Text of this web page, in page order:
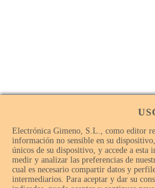
Electrónica Gimeno, S.L., como editor
información no sensible en su
únicos de su dispositivo, y accede a
medir y analizar las preferencias de
cual es necesario compartir datos y
intermediarios. Para aceptar y dar su